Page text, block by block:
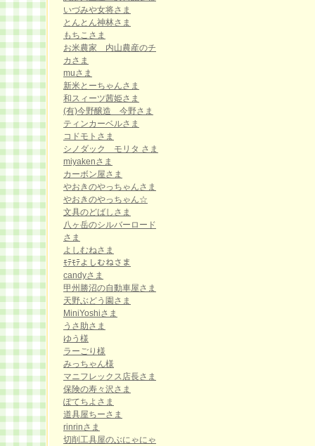
いづみや女将さま
とんとん神林さま
もちこさま
お米農家 内山農産のチ
カさま
muさま
新米とーちゃんさま
和スィーツ茜姫さま
(有)今野醸造 今野さま
ティンカーベルさま
コドモトさま
シノダック モリタ さま
miyakenさま
カーボン屋さま
やおきのやっちゃんさま
やおきのやっちゃん☆
文具のどばしさま
八ヶ岳のシルバーロード
さま
よしむねさま
ﾓﾃﾓﾃよしむねさま
candyさま
甲州勝沼の自動車屋さま
天野ぶどう園さま
MiniYoshiさま
うさ助さま
ゆう様
ラーごり様
みっちゃん様
マニフレックス店長さま
保険の寿々沢さま
ぽてちよさま
道具屋ちーさま
rinrinさま
切削工具屋のぶにゃにゃ